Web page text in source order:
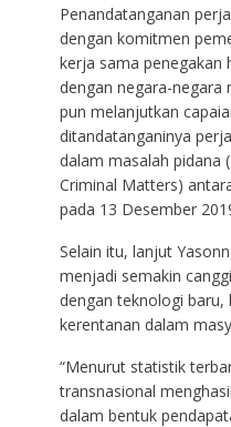
Penandatanganan
dengan komitmen
kerja sama penegakan
dengan negara-negara
pun melanjutkan
ditandatanganinya
dalam masalah pidana
Criminal Matters)
pada 13 Desember
Selain itu, lanjut
menjadi semakin
dengan teknologi baru,
kerentanan dalam
“Menurut statistik
transnasional
dalam bentuk